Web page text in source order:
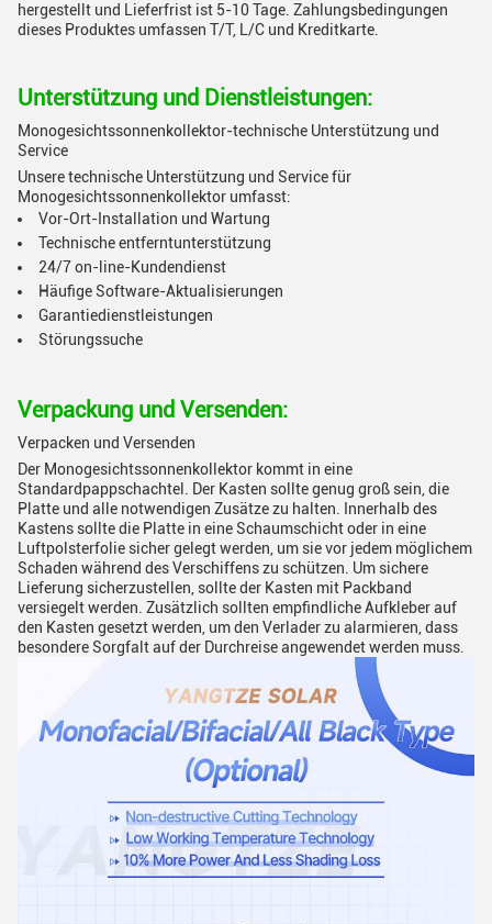
hergestellt und Lieferfrist ist 5-10 Tage. Zahlungsbedingungen
dieses Produktes umfassen T/T, L/C und Kreditkarte.
Unterstützung und Dienstleistungen:
Monogesichtssonnenkollektor-technische Unterstützung und
Service
Unsere technische Unterstützung und Service für
Monogesichtssonnenkollektor umfasst:
Vor-Ort-Installation und Wartung
Technische entferntunterstützung
24/7 on-line-Kundendienst
Häufige Software-Aktualisierungen
Garantiedienstleistungen
Störungssuche
Verpackung und Versenden:
Verpacken und Versenden
Der Monogesichtssonnenkollektor kommt in eine
Standardpappschachtel. Der Kasten sollte genug groß sein, die
Platte und alle notwendigen Zusätze zu halten. Innerhalb des
Kastens sollte die Platte in eine Schaumschicht oder in eine
Luftpolsterfolie sicher gelegt werden, um sie vor jedem möglichem
Schaden während des Verschiffens zu schützen. Um sichere
Lieferung sicherzustellen, sollte der Kasten mit Packband
versiegelt werden. Zusätzlich sollten empfindliche Aufkleber auf
den Kasten gesetzt werden, um den Verlader zu alarmieren, dass
besondere Sorgfalt auf der Durchreise angewendet werden muss.